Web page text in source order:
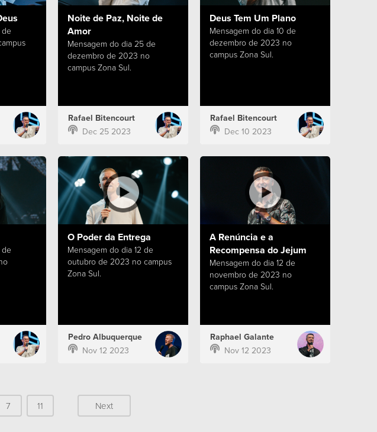
de
Noite de Paz, Noite de
Amor
Mensagem do dia 25 de
dezembro de 2023 no
campus Zona Sul.
Rafael Bitencourt
Dec 25 2023
Deus Tem Um Plano
Mensagem do dia 10 de
dezembro de 2023 no
campus Zona Sul.
Rafael Bitencourt
Dec 10 2023
de
O Poder da Entrega
Mensagem do dia 12 de
outubro de 2023 no campus
Zona Sul.
Pedro Albuquerque
Nov 12 2023
A Renúncia e a
Recompensa do Jejum
Mensagem do dia 12 de
novembro de 2023 no
campus Zona Sul.
Raphael Galante
Nov 12 2023
7 11 Next